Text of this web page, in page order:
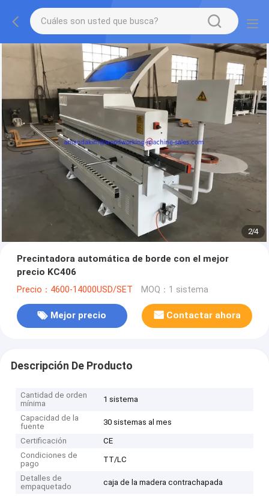
2/4
Precintadora automática de borde con el mejor
precio KC406
Precio：4600-14000USD/SET MOQ：1 sistema
Mejor precio Contactar ahora
Descripción De Producto
Cantidad de orden
mínima
1 sistema
Capacidad de la
fuente
30 sistemas al mes
Certificación
CE
Condiciones de
pago
TT/LC
Detalles de
empaquetado
caja de la madera contrachapada